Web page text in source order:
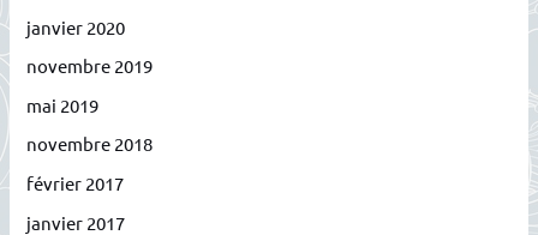
janvier 2020
novembre 2019
mai 2019
novembre 2018
février 2017
janvier 2017